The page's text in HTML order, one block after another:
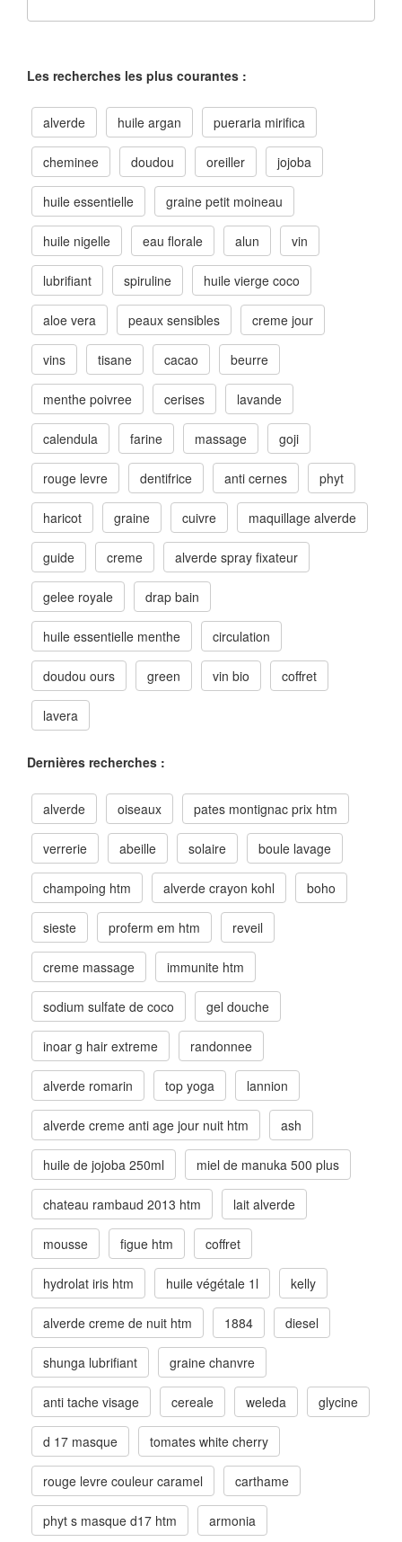
Les recherches les plus courantes :
alverde huile argan pueraria mirifica
cheminee doudou oreiller jojoba
huile essentielle graine petit moineau
huile nigelle eau florale alun vin
lubrifiant spiruline huile vierge coco
aloe vera peaux sensibles creme jour
vins tisane cacao beurre
menthe poivree cerises lavande
calendula farine massage goji
rouge levre dentifrice anti cernes phyt
haricot graine cuivre maquillage alverde
guide creme alverde spray fixateur
gelee royale drap bain
huile essentielle menthe circulation
doudou ours green vin bio coffret
lavera
Dernières recherches :
alverde oiseaux pates montignac prix htm
verrerie abeille solaire boule lavage
champoing htm alverde crayon kohl boho
sieste proferm em htm reveil
creme massage immunite htm
sodium sulfate de coco gel douche
inoar g hair extreme randonnee
alverde romarin top yoga lannion
alverde creme anti age jour nuit htm ash
huile de jojoba 250ml miel de manuka 500 plus
chateau rambaud 2013 htm lait alverde
mousse figue htm coffret
hydrolat iris htm huile végétale 1l kelly
alverde creme de nuit htm 1884 diesel
shunga lubrifiant graine chanvre
anti tache visage cereale weleda glycine
d 17 masque tomates white cherry
rouge levre couleur caramel carthame
phyt s masque d17 htm armonia